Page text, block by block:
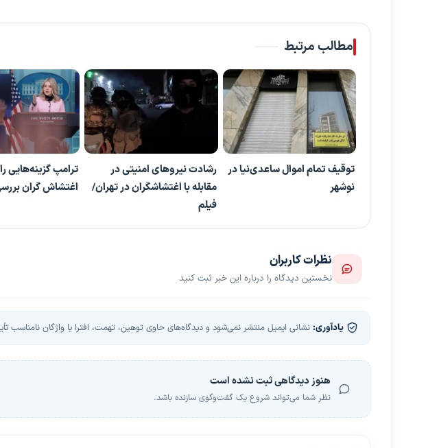
مطالب مرتبط
توقیف تمام اموال ساعدی‌نیا در
نوشهر
رشادت نیروهای امنیتی در
مقابله با اغتشاشگران در تهران/
فیلم
ترامپ گزینه‌هایی
اغتشاش گران
نظرات کاربران
نخستین دیدگاه را درباره این خبر ثبت کنید
یادآوری: نشانی ایمیل منتشر نمی‌شود و دیدگاه‌های حاوی توهین، تهمت، افترا یا واژگان نامناسب
هنوز دیدگاهی ثبت نشده است
نظر شما می‌تواند شروع یک گفت‌وگوی سازنده باشد.